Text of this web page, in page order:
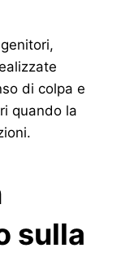
di colpa e
quando la
sulla